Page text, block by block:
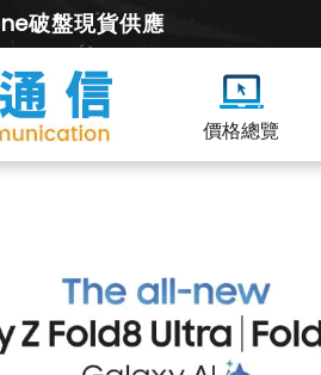
破盤現貨供應
價格總覽